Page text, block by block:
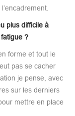
plus difficile à
?
forme et tout le
pas se cacher
je pense, avec
sur les derniers
mettre en place